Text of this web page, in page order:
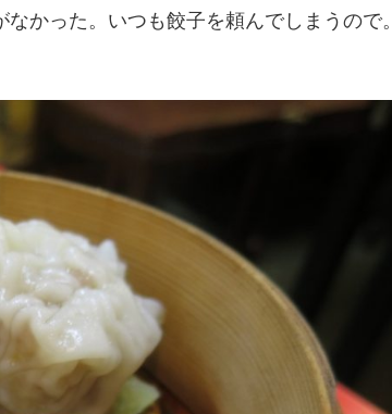
かった。いつも餃子を頼んでしまうので。